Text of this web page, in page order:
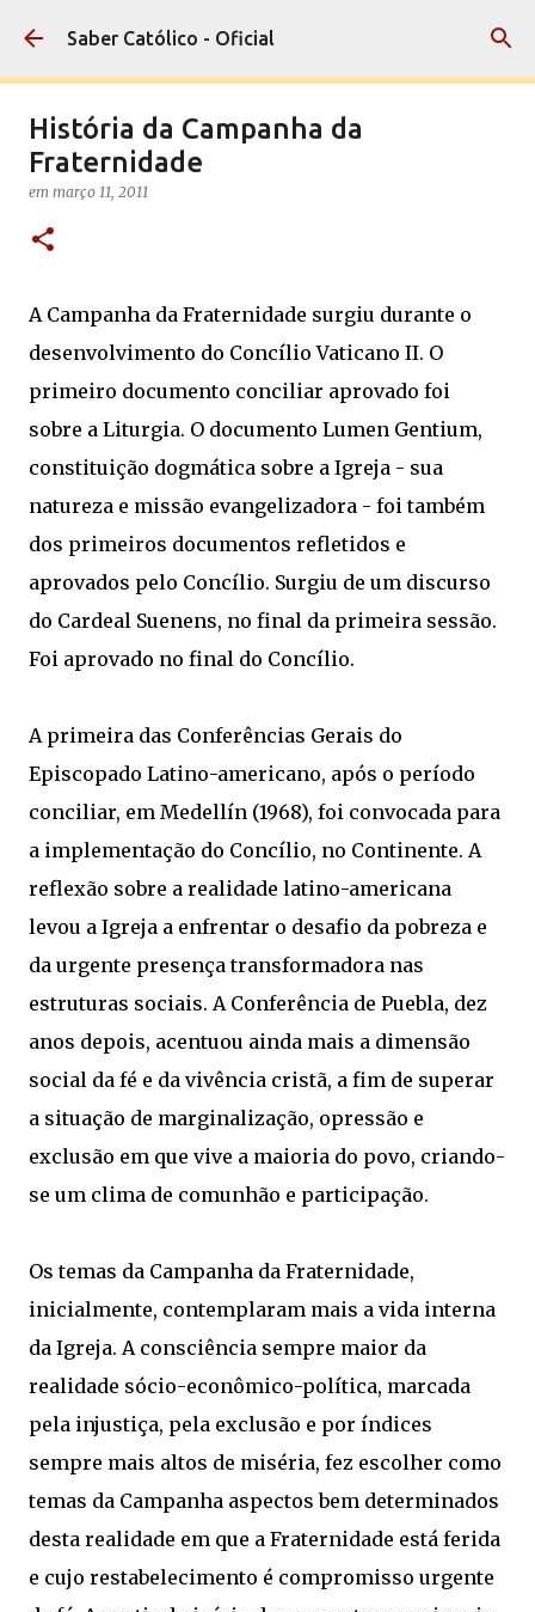
Pular para o conteúdo principal
Saber Católico - Oficial
História da Campanha da
Fraternidade
em março 11, 2011
A Campanha da Fraternidade surgiu durante o
desenvolvimento do Concílio Vaticano II. O
primeiro documento conciliar aprovado foi
sobre a Liturgia. O documento Lumen Gentium,
constituição dogmática sobre a Igreja - sua
natureza e missão evangelizadora - foi também
dos primeiros documentos refletidos e
aprovados pelo Concílio. Surgiu de um discurso
do Cardeal Suenens, no final da primeira sessão.
Foi aprovado no final do Concílio.
A primeira das Conferências Gerais do
Episcopado Latino-americano, após o período
conciliar, em Medellín (1968), foi convocada para
a implementação do Concílio, no Continente. A
reflexão sobre a realidade latino-americana
levou a Igreja a enfrentar o desafio da pobreza e
da urgente presença transformadora nas
estruturas sociais. A Conferência de Puebla, dez
anos depois, acentuou ainda mais a dimensão
social da fé e da vivência cristã, a fim de superar
a situação de marginalização, opressão e
exclusão em que vive a maioria do povo, criando-
se um clima de comunhão e participação.
Os temas da Campanha da Fraternidade,
inicialmente, contemplaram mais a vida interna
da Igreja. A consciência sempre maior da
realidade sócio-econômico-política, marcada
pela injustiça, pela exclusão e por índices
sempre mais altos de miséria, fez escolher como
temas da Campanha aspectos bem determinados
desta realidade em que a Fraternidade está ferida
e cujo restabelecimento é compromisso urgente